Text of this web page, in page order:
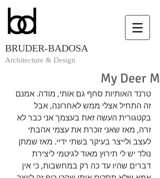
BRUDER-BADOSA
Architecture & Design
My Deer M
טרנד האותיות סחף גם אותי, מודה. אמנם
זה התחיל אצלי ממש לאחרונה, אבל
בקטגורית העשה זאת בעצמך אני כבר לא
זרה, מאז שאני זוכרת את עצמי אהבתי
לעצב ולייצר בעיקר בשתי ידיי. מאז שמתן
נולד יש לי תירוץ מאוד לגיטמי ליצירת
דברים שהיו עד כה רק במחשבות, כי אין